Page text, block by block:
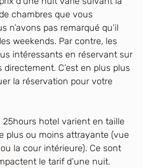
chambres que vous
n’avons pas remarqué qu’il
weekends. Par contre, les
intéressants en réservant sur
directement. C’est en plus plus
la réservation pour votre
25hours hotel varient en taille
plus ou moins attrayante (vue
la cour intérieure). Ce sont
le tarif d’une nuit.